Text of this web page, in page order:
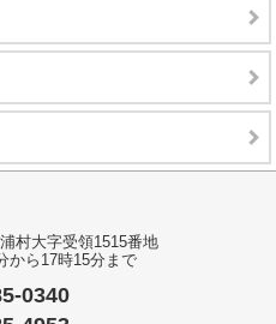
村大字受領1515番地
から17時15分まで
0340